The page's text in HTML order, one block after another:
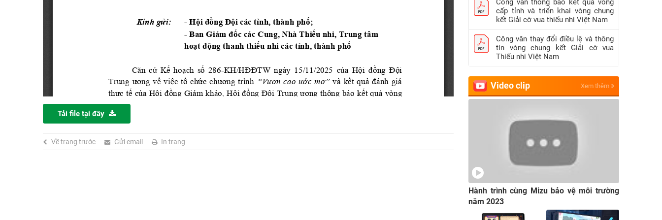
Tải file tại đây
Về trang trước Gửi email In trang
Công văn thông báo kết quả vòng
cấp tỉnh và triển khai vòng chung
kết Giải cờ vua thiếu nhi Việt Nam
Công văn thay đổi điều lệ và thông
tin vòng chung kết Giải cờ vua
Thiếu nhi Việt Nam
Video clip Xem thêm
Hành trình cùng Mizu bảo vệ môi trường
năm 2023